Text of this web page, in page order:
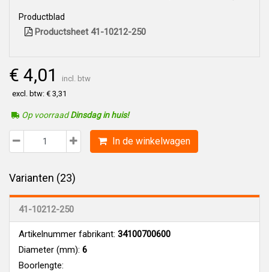
Productblad
Productsheet 41-10212-250
€ 4,01
incl. btw
excl. btw: € 3,31
Op voorraadDinsdag in huis!
In de winkelwagen
Varianten (23)
41-10212-250
Artikelnummer fabrikant: 34100700600
Diameter (mm): 6
Boorlengte: